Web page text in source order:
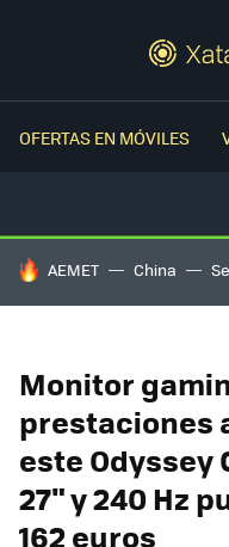
OFERTAS EN MÓVILES
HOY SE HABLA DE
AEMET China
Monitor
prestaciones
este Odyssey
27" y 240 Hz
162 euros